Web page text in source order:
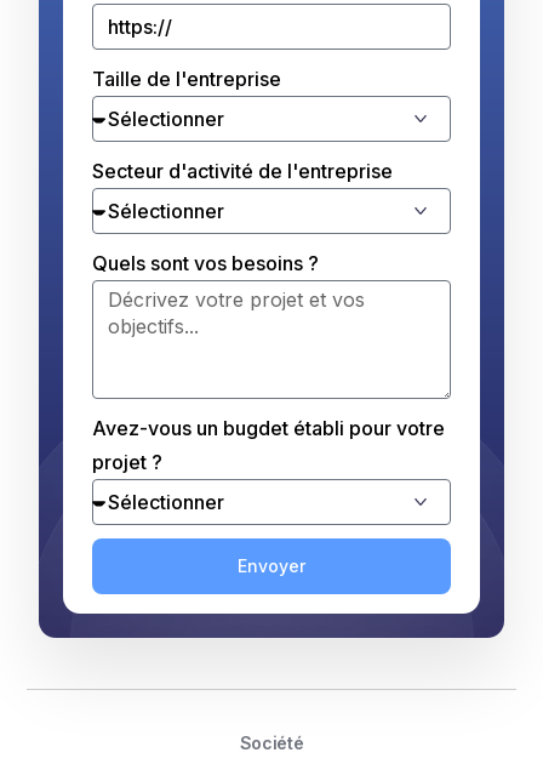
Taille de l'entreprise
Secteur d'activité de l'entreprise
Quels sont vos besoins ?
Avez-vous un bugdet établi pour votre
projet ?
Envoyer
Société